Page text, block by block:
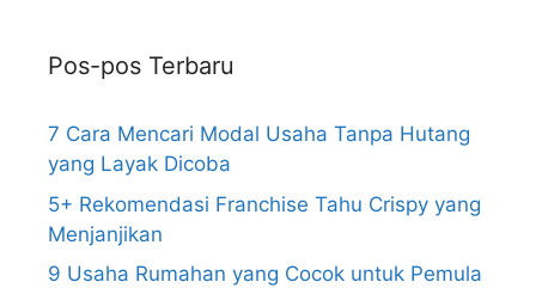
Pos-pos Terbaru
7 Cara Mencari Modal Usaha Tanpa Hutang
yang Layak Dicoba
5+ Rekomendasi Franchise Tahu Crispy yang
Menjanjikan
9 Usaha Rumahan yang Cocok untuk Pemula